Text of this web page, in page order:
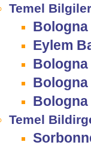
Temel
Eylem
Temel